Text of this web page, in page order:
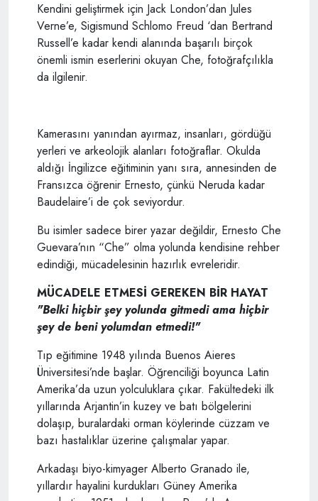
Kendini geliştirmek için Jack London’dan Jules
Verne’e, Sigismund Schlomo Freud ‘dan Bertrand
Russell’e kadar kendi alanında başarılı birçok
önemli ismin eserlerini okuyan Che, fotoğrafçılıkla
da ilgilenir.
Kamerasını yanından ayırmaz, insanları, gördüğü
yerleri ve arkeolojik alanları fotoğraflar. Okulda
aldığı İngilizce eğitiminin yanı sıra, annesinden de
Fransızca öğrenir Ernesto, çünkü Neruda kadar
Baudelaire’i de çok seviyordur.
Bu isimler sadece birer yazar değildir, Ernesto Che
Guevara’nın “Che” olma yolunda kendisine rehber
edindiği, mücadelesinin hazırlık evreleridir.
MÜCADELE ETMESİ GEREKEN BİR HAYAT
"Belki hiçbir şey yolunda gitmedi ama hiçbir
şey de beni yolumdan etmedi!"
Tıp eğitimine 1948 yılında Buenos Aieres
Üniversitesi’nde başlar. Öğrenciliği boyunca Latin
Amerika’da uzun yolculuklara çıkar. Fakültedeki ilk
yıllarında Arjantin’in kuzey ve batı bölgelerini
dolaşıp, buralardaki orman köylerinde cüzzam ve
bazı hastalıklar üzerine çalışmalar yapar.
Arkadaşı biyo-kimyager Alberto Granado ile,
yıllardır hayalini kurdukları Güney Amerika